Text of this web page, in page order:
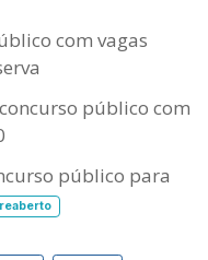
com vagas
público com
público para
reaberto